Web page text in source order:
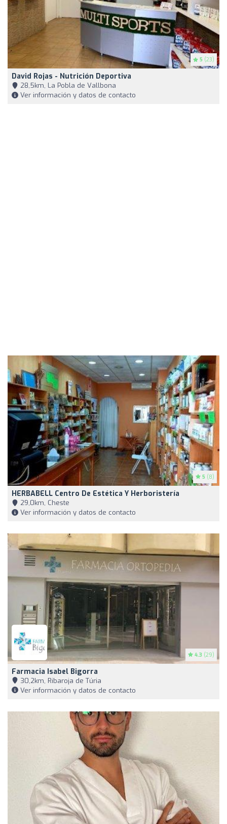
5 (23)
David Rojas - Nutrición Deportiva
28,5km, La Pobla de Vallbona
Ver información y datos de contacto
5 (8)
HERBABELL Centro De Estética Y Herboristería
29,0km, Cheste
Ver información y datos de contacto
4.3 (29)
Farmacia Isabel Bigorra
30,2km, Ribaroja de Túria
Ver información y datos de contacto